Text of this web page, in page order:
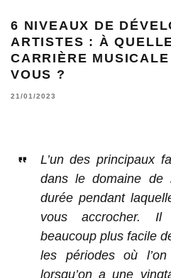
6 NIVEAUX DE
ARTISTES : À
CARRIÈRE
VOUS ?
21/01/2023
L’un des principaux
dans le domaine de
durée pendant
vous accrocher. Il
beaucoup plus facile
les périodes où l’on
lorsqu’on a une